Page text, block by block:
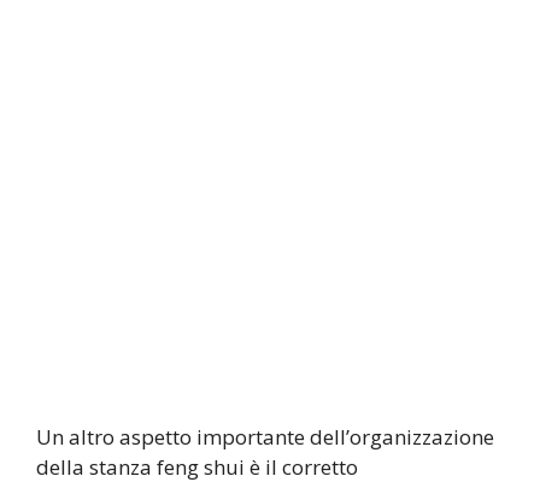
Un altro aspetto importante dell’organizzazione
della stanza feng shui è il corretto